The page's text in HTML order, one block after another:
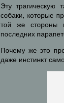
Эту трагическую
собаки, которые
той же стороны
последних
Почему же это
даже инстинкт